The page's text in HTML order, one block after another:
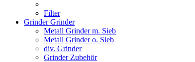
Filter
GrinderGrinder
Metall Grinder m. Sieb
Metall Grinder o. Sieb
div. Grinder
Grinder Zubehör